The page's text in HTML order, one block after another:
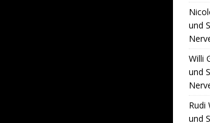
und
Willi
und
Rudi
und